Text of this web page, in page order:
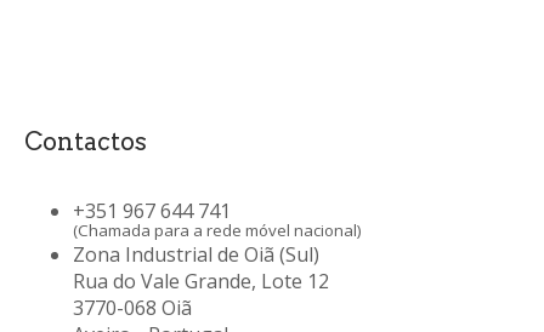
Contactos
+351 967 644 741
(Chamada para a rede móvel nacional)
Zona Industrial de Oiã (Sul)
Rua do Vale Grande, Lote 12
3770-068 Oiã